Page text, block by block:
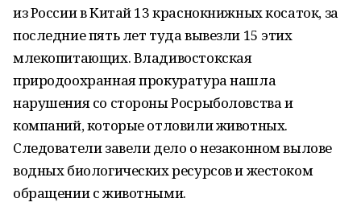
из России в Китай 13 краснокнижных косаток, за
последние пять лет туда вывезли 15 этих
млекопитающих. Владивостокская
природоохранная прокуратура нашла
нарушения со стороны Росрыболовства и
компаний, которые отловили животных.
Следователи завели дело о незаконном вылове
водных биологических ресурсов и жестоком
обращении с животными.